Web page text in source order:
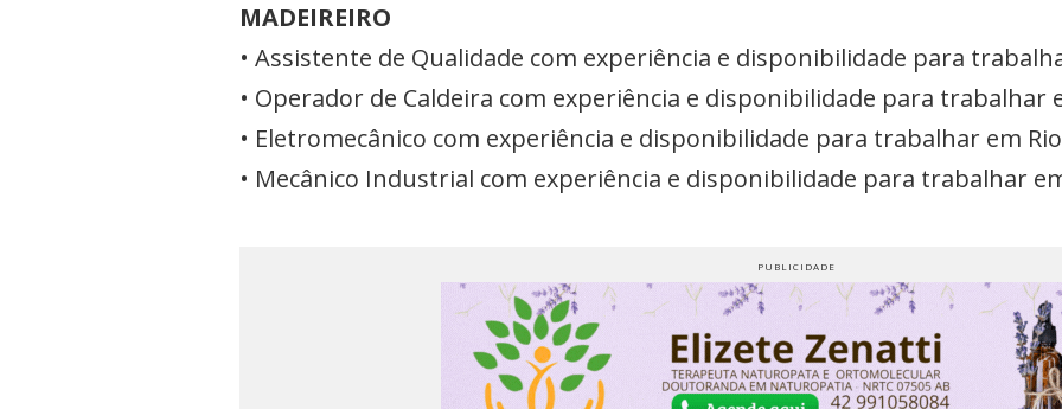
MADEIREIRO
• Assistente de Qualidade com experiência e disponibilidade para
• Operador de Caldeira com experiência e disponibilidade para trabalhar
• Eletromecânico com experiência e disponibilidade para trabalhar em
• Mecânico Industrial com experiência e disponibilidade para trabalhar